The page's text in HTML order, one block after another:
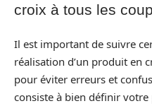
croix à tous les
Il est important de suivre
réalisation d’un produit en
pour éviter erreurs et
consiste à bien définir